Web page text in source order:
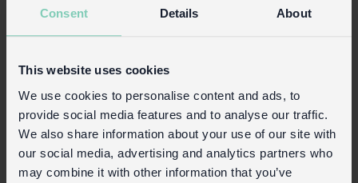
Consent Details About
This website uses cookies
We use cookies to personalise content and ads, to
provide social media features and to analyse our traffic.
We also share information about your use of our site with
our social media, advertising and analytics partners who
may combine it with other information that you’ve
Mehr Details